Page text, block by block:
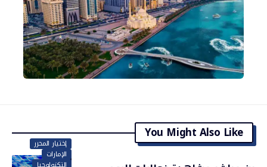
You Might Also Like
إختيار المحرر
الإمارات